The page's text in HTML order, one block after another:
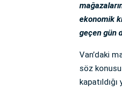
ekonomik
geçen gün
Van’daki
söz